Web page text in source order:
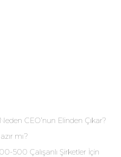
CEO’nun Elinden Çıkar?
mı?
500 Çalışanlı Şirketler İçin